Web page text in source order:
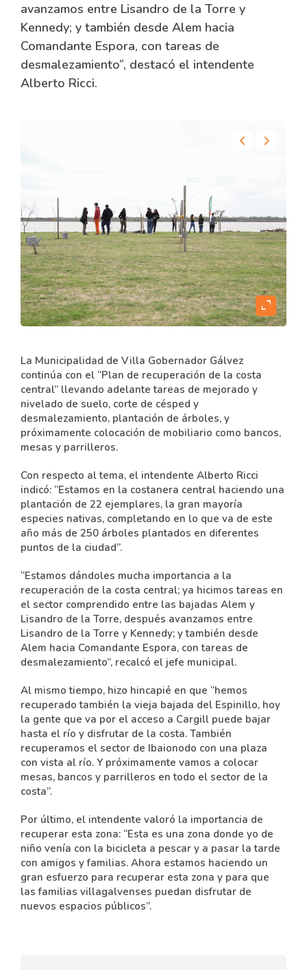
avanzamos entre Lisandro de la Torre y
Kennedy; y también desde Alem hacia
Comandante Espora, con tareas de
desmalezamiento”, destacó el intendente
Alberto Ricci.
expand_content
La Municipalidad de Villa Gobernador Gálvez
continúa con el “Plan de recuperación de la costa
central” llevando adelante tareas de mejorado y
nivelado de suelo, corte de césped y
desmalezamiento, plantación de árboles, y
próximamente colocación de mobiliario como bancos,
mesas y parrilleros.
Con respecto al tema, el intendente Alberto Ricci
indicó: “Estamos en la costanera central haciendo una
plantación de 22 ejemplares, la gran mayoría
especies nativas, completando en lo que va de este
año más de 250 árboles plantados en diferentes
puntos de la ciudad”.
“Estamos dándoles mucha importancia a la
recuperación de la costa central; ya hicimos tareas en
el sector comprendido entre las bajadas Alem y
Lisandro de la Torre, después avanzamos entre
Lisandro de la Torre y Kennedy; y también desde
Alem hacia Comandante Espora, con tareas de
desmalezamiento”, recalcó el jefe municipal.
Al mismo tiempo, hizo hincapié en que “hemos
recuperado también la vieja bajada del Espinillo, hoy
la gente que va por el acceso a Cargill puede bajar
hasta el río y disfrutar de la costa. También
recuperamos el sector de Ibaionodo con una plaza
con vista al río. Y próximamente vamos a colocar
mesas, bancos y parrilleros en todo el sector de la
costa”.
Por último, el intendente valoró la importancia de
recuperar esta zona: “Esta es una zona donde yo de
niño venía con la bicicleta a pescar y a pasar la tarde
con amigos y familias. Ahora estamos haciendo un
gran esfuerzo para recuperar esta zona y para que
las familias villagalvenses puedan disfrutar de
nuevos espacios públicos”.